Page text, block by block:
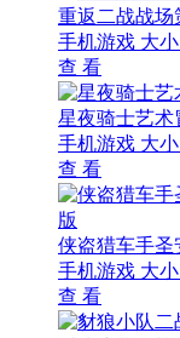
重返二战战场
手机游戏 大
查 看
星夜骑士艺术
手机游戏 大
查 看
侠盗猎车手圣
手机游戏 大
查 看